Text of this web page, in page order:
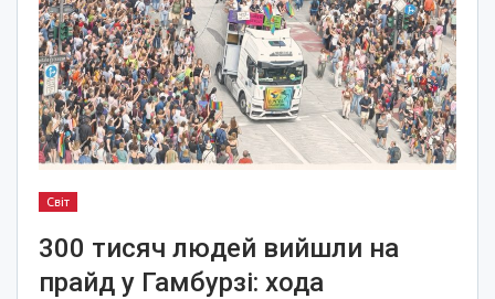
Світ
300 тисяч людей вийшли на
прайд у Гамбурзі: хода